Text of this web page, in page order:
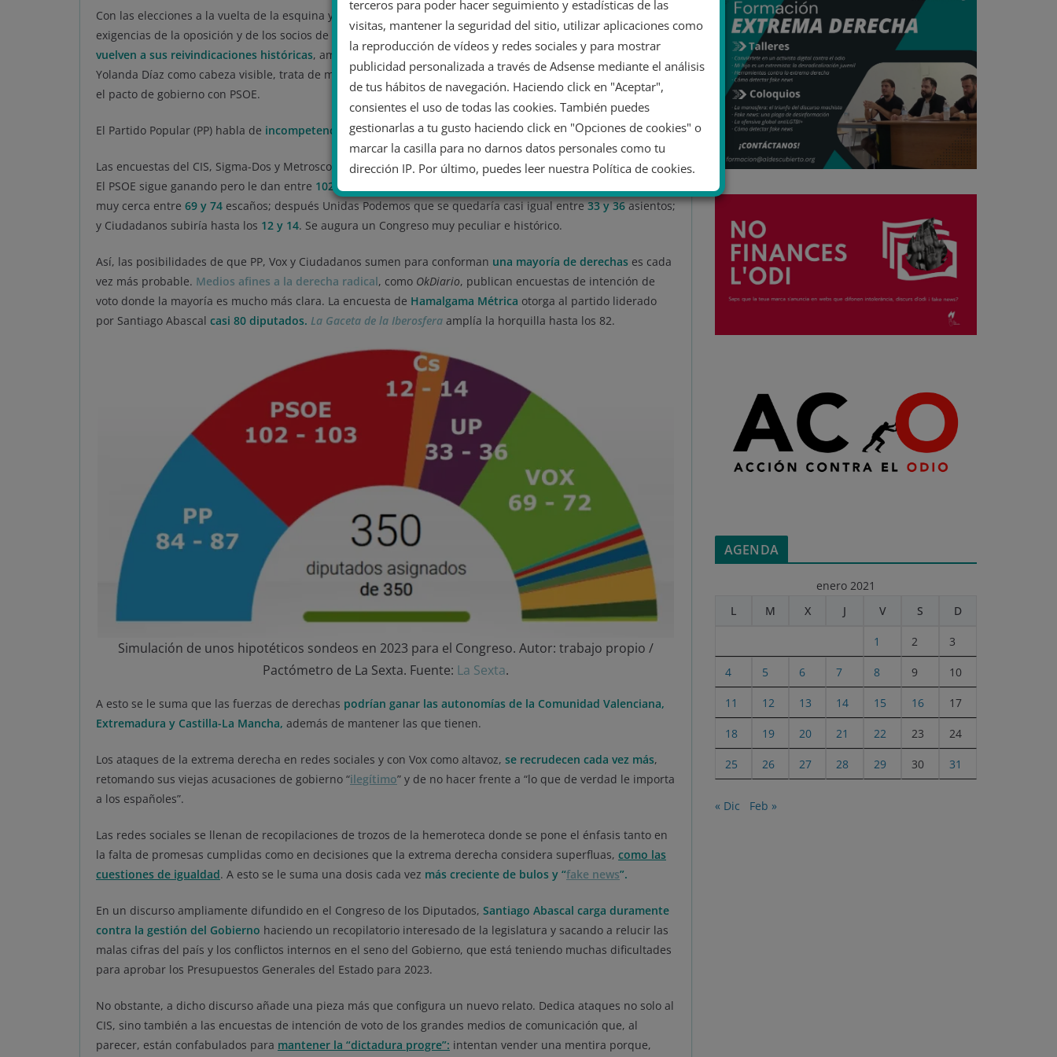
Con las elecciones a la vuelta de la esquina y con el coronavirus casi convertido en un hecho del pasado, las
exigencias de la oposición y de los socios de Gobierno se han disparado. Partidos como ERC, PNV o EH Bildu
vuelven a sus reivindicaciones históricas, amenazando la estabilidad del ejecutivo; Unidas Podemos, con
Yolanda Díaz como cabeza visible, trata de meter en la agenda todo aquello que considerauna línea roja en
el pacto de gobierno con PSOE.
El Partido Popular (PP) habla de incompetencia, de inestabilidad y de poca eficiencia.
Las encuestas del CIS, Sigma-Dos y Metroscopia, a principios de 2023 revelan unos resultados muy igualados.
El PSOE sigue ganando pero le dan entre 102 y 103
muy cerca entre 69 y 74 escaños; después Unidas Podemos que se quedaría casi igual entre33 y 36asientos;
y Ciudadanos subiría hasta los 12 y 14. Se augura un Congreso muy peculiar e histórico.
Así, las posibilidades de que PP, Vox y Ciudadanos sumen para conforman una mayoría de derechas es cada
vez más probable. Medios afines a la derecha radical, como OkDiario, publican encuestas de intención de
voto donde la mayoría es mucho más clara. La encuesta de Hamalgama Métrica otorga al partido liderado
por Santiago Abascal casi 80 diputados. La Gaceta de la Iberosfera amplía la horquilla hasta los 82.
Simulación de unos hipotéticos sondeos en 2023 para el Congreso. Autor: trabajo propio /
Pactómetro de La Sexta. Fuente: La Sexta.
A esto se le suma que las fuerzas de derechas podrían ganar las autonomías de la Comunidad Valenciana,
Extremadura y Castilla-La Mancha, además de mantener las que tienen.
Los ataques de la extrema derecha en redes sociales y con Vox como altavoz, se recrudecen cada vez más,
retomando sus viejas acusaciones de gobierno “ilegítimo” y de no hacer frente a “lo que de verdad le importa
a los españoles”.
Las redes sociales se llenan de recopilaciones de trozos de la hemeroteca donde se pone el énfasis tanto en
la falta de promesas cumplidas como en decisiones que la extrema derecha considera superfluas, como las
cuestiones de igualdad. A esto se le suma una dosis cada vez más creciente de bulos y “fake news”.
En un discurso ampliamente difundido en el Congreso de los Diputados, Santiago Abascal carga duramente
contra la gestión del Gobierno haciendo un recopilatorio interesado de la legislatura y sacando a relucir las
malas cifras del país y los conflictos internos en el seno del Gobierno, que está teniendo muchas dificultades
para aprobar los Presupuestos Generales del Estado para 2023.
No obstante, a dicho discurso añade una pieza más que configura un nuevo relato. Dedica ataques no solo al
CIS, sino también a las encuestas de intención de voto de los grandes medios de comunicación que, al
parecer, están confabulados para mantener la “dictadura progre”: intentan vender una mentira porque,
AGENDA
enero 2021
L
M X J V S D
1 2 3
4 5 6 7 8 9 10
11 12 13 14 15 16 17
18 19 20 21 22 23 24
25 26 27 28 29 30 31
« Dic Feb »
terceros para poder hacer seguimiento y estadísticas de las
visitas, mantener la seguridad del sitio, utilizar aplicaciones como
la reproducción de vídeos y redes sociales y para mostrar
publicidad personalizada a través de Adsense mediante el análisis
de tus hábitos de navegación. Haciendo click en "Aceptar",
consientes el uso de todas las cookies. También puedes
gestionarlas a tu gusto haciendo click en "Opciones de cookies" o
marcar la casilla para no darnos datos personales como tu
dirección IP. Por último, puedes leer nuestra Política de cookies.
No dar mi información personal
Opciones de cookies Aceptar cookies
Rechazar cookies Política de cookies